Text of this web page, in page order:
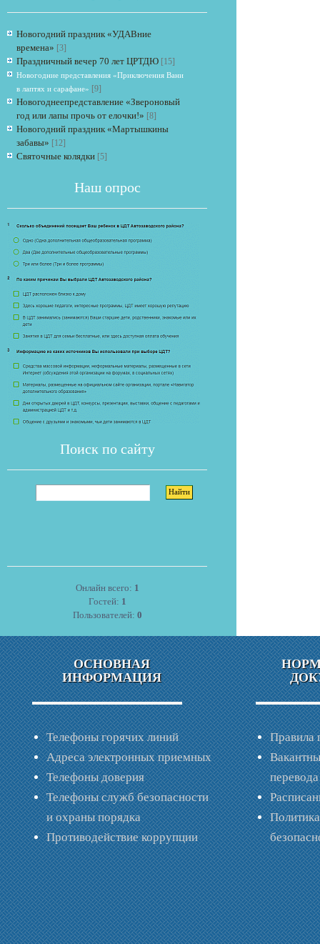
Новогодний праздник «УДАВние
времена» [3]
Праздничный вечер 70 лет ЦРТДЮ [15]
Новогодние представления «Приключения Вани
в лаптях и сарафане» [9]
Новогоднеепредставление «Звероновый
год или лапы прочь от елочки!» [8]
Новогодний праздник «Мартышкины
забавы» [12]
Святочные колядки [5]
Наш опрос
Поиск по сайту
Онлайн всего: 1
Гостей: 1
Пользователей: 0
ОСНОВНАЯ
ИНФОРМАЦИЯ
Телефоны горячих линий
Адреса электронных приемных
Телефоны доверия
Телефоны служб безопасности
и охраны порядка
Противодействие коррупции
Правила
перевода